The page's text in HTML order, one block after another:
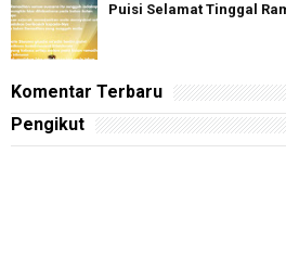
Puisi Selamat Tinggal
Komentar Terbaru
Pengikut